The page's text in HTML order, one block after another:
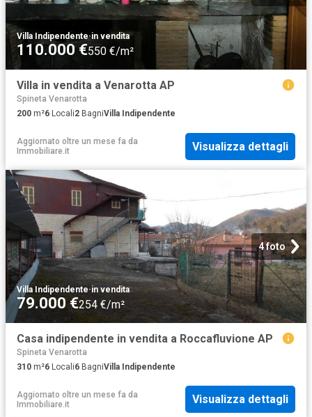
Villa Indipendente·in vendita
110.000 €550 €/m²
Villa in vendita a Venarotta AP
Spineta Venarotta
200 m²6 Locali2 BagniVilla Indipendente
Aggiornato oltre un mese fa da
Immobiliare.it
Visualizza dettagli
4 foto
Villa Indipendente·in vendita
79.000 €254 €/m²
Casa indipendente in vendita a Roccafluvione AP
Spineta Venarotta
310 m²6 Locali6 BagniVilla Indipendente
Aggiornato oltre un mese fa da
Immobiliare.it
Visualizza dettagli